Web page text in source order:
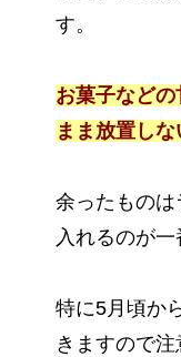
す。
お菓子など
まま放置し
余ったもの
入れるのが一
特に5月頃か
きますので注